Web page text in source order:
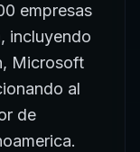
empresas
incluyendo
Microsoft
al
de